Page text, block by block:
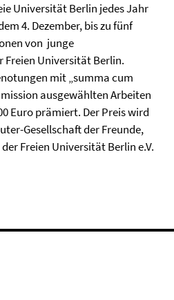
Universität Berlin jedes Jahr
4. Dezember, bis zu fünf
von junge
Freien Universität Berlin.
mit „summa cum
ausgewählten Arbeiten
Euro prämiert. Der Preis wird
Gesellschaft der Freunde,
Freien Universität Berlin e.V.